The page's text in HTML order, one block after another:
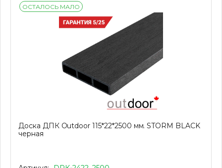
ОСТАЛОСЬ МАЛО
Доска ДПК Outdoor 115*22*2500 мм. STORM BLACK
черная